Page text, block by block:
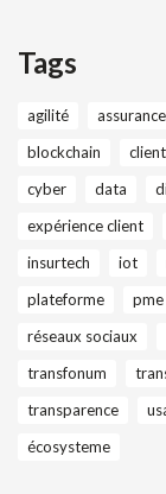
Tags
agilité assurance
blockchain
cyber
data
expérience client
insurtech
iot
plateforme
pme
réseaux sociaux
transfonum
transparence
écosysteme